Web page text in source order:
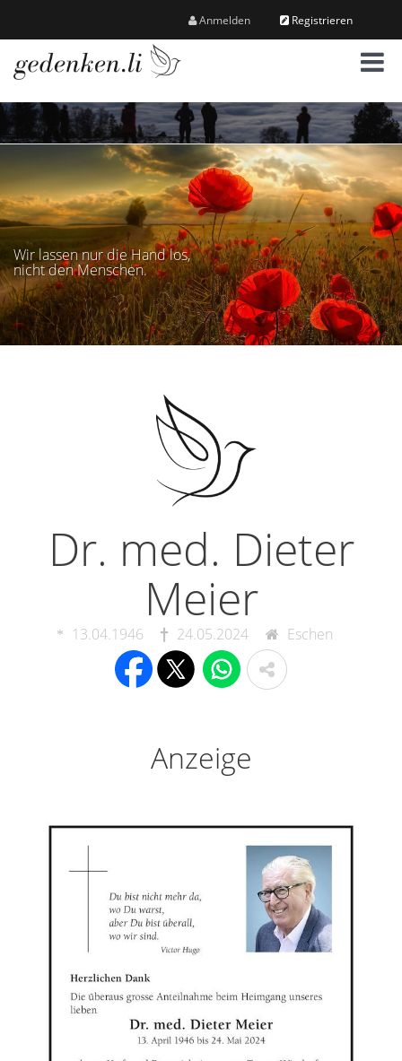
Anmelden Registrieren
M
e
n
ü
Wir lassen nur die Hand los,
nicht den Menschen.
Dr. med. Dieter
Meier
13.04.1946 24.05.2024 Eschen
Anzeige